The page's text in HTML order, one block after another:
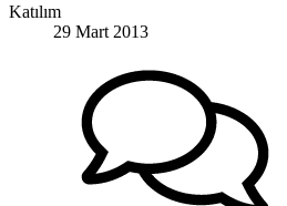
Katılım
29 Mart 2013